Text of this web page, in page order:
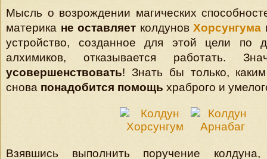
Мысль о возрождении магических
материка не оставляет колдуновХорсунгума
устройство, созданное для этой цели по
алхимиков, отказывается работать.
усовершенствовать! Знать бы только,
снова понадобится помощь храброго и
Взявшись выполнить поручение